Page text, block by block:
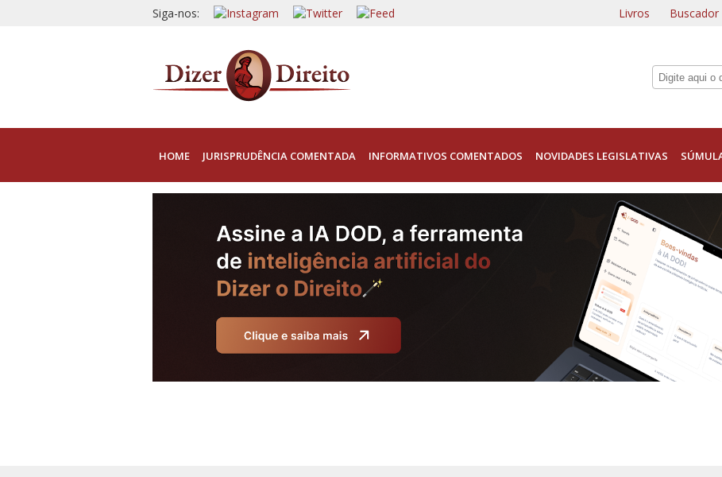
Siga-nos: Livros
HOME JURISPRUDÊNCIA COMENTADA INFORMATIVOS COMENTADOS NOVIDADES LEGISLATIVAS